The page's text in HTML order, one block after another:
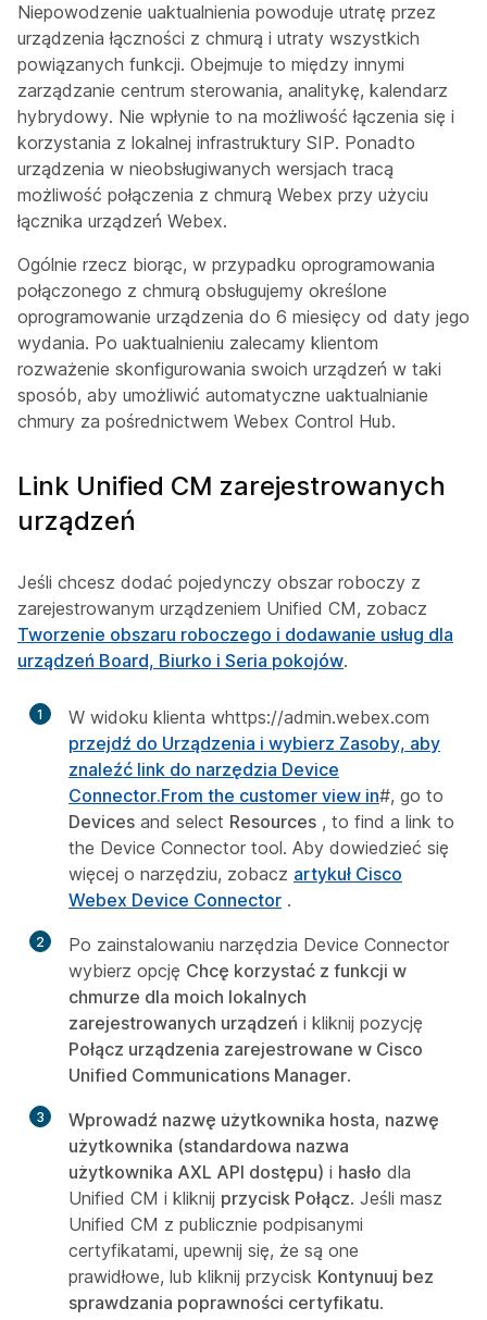
Niepowodzenie uaktualnienia powoduje utratę przez
urządzenia łączności z chmurą i utraty wszystkich
powiązanych funkcji. Obejmuje to między innymi
zarządzanie centrum sterowania, analitykę, kalendarz
hybrydowy. Nie wpłynie to na możliwość łączenia się i
korzystania z lokalnej infrastruktury SIP. Ponadto
urządzenia w nieobsługiwanych wersjach tracą
możliwość połączenia z chmurą Webex przy użyciu
łącznika urządzeń Webex.
Ogólnie rzecz biorąc, w przypadku oprogramowania
połączonego z chmurą obsługujemy określone
oprogramowanie urządzenia do 6 miesięcy od daty jego
wydania. Po uaktualnieniu zalecamy klientom
rozważenie skonfigurowania swoich urządzeń w taki
sposób, aby umożliwić automatyczne uaktualnianie
chmury za pośrednictwem Webex Control Hub.
Link Unified CM zarejestrowanych
urządzeń
Jeśli chcesz dodać pojedynczy obszar roboczy z
zarejestrowanym urządzeniem Unified CM, zobacz
Tworzenie obszaru roboczego i dodawanie usług dla
urządzeń Board, Biurko i Seria pokojów.
1
W widoku klienta whttps://admin.webex.com
przejdź do Urządzenia i wybierz Zasoby, aby
znaleźć link do narzędzia Device
Connector.From the customer view in#, go to
Devices and select Resources , to find a link to
the Device Connector tool. Aby dowiedzieć się
więcej o narzędziu, zobacz artykuł Cisco
Webex Device Connector .
2
Po zainstalowaniu narzędzia Device Connector
wybierz opcję Chcę korzystać z funkcji w
chmurze dla moich lokalnych
zarejestrowanych urządzeń i kliknij pozycję
Połącz urządzenia zarejestrowane w Cisco
Unified Communications Manager.
3 Wprowadź nazwę użytkownika hosta, nazwę
użytkownika (standardowa nazwa
użytkownika AXL API dostępu) i hasło dla
Unified CM i kliknij przycisk Połącz. Jeśli masz
Unified CM z publicznie podpisanymi
certyfikatami, upewnij się, że są one
prawidłowe, lub kliknij przycisk Kontynuuj bez
sprawdzania poprawności certyfikatu.